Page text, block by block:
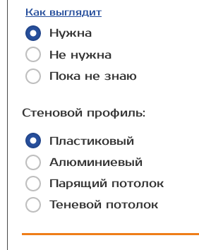
Как выглядит
Нужна
Не нужна
Пока не знаю
Стеновой профиль:
Пластиковый
Алюминиевый
Парящий потолок
Теневой потолок